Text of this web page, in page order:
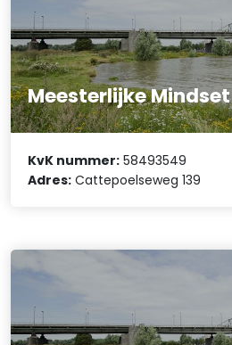
Meesterlijke Mindset
KvK nummer: 58493549
Adres: Cattepoelseweg 139